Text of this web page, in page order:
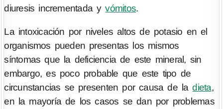
diuresis incrementada yvómitos.
La intoxicación por niveles altos de potasio en el
organismos pueden presentas los mismos
síntomas que la deficiencia de este mineral, sin
embargo, es poco probable que este tipo de
circunstancias se presenten por causa de ladieta,
en la mayoría de los casos se dan por problemas